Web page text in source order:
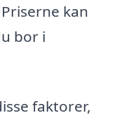
Priserne kan
bor i
faktorer,